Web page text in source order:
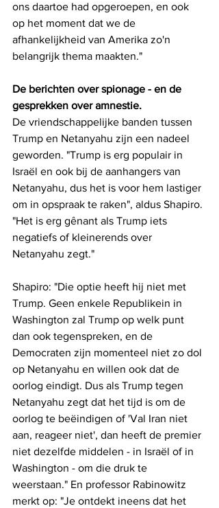
ons daartoe had opgeroepen, en ook
op het moment dat we de
afhankelijkheid van Amerika zo'n
belangrijk thema maakten."
De berichten over spionage - en de
gesprekken over amnestie.
De vriendschappelijke banden tussen
Trump en Netanyahu zijn een nadeel
geworden. "Trump is erg populair in
Israël en ook bij de aanhangers van
Netanyahu, dus het is voor hem lastiger
om in opspraak te raken", aldus Shapiro.
"Het is erg gênant als Trump iets
negatiefs of kleinerends over
Netanyahu zegt."
Shapiro: "Die optie heeft hij niet met
Trump. Geen enkele Republikein in
Washington zal Trump op welk punt
dan ook tegenspreken, en de
Democraten zijn momenteel niet zo dol
op Netanyahu en willen ook dat de
oorlog eindigt. Dus als Trump tegen
Netanyahu zegt dat het tijd is om de
oorlog te beëindigen of 'Val Iran niet
aan, reageer niet', dan heeft de premier
niet dezelfde middelen - in Israël of in
Washington - om die druk te
weerstaan." En professor Rabinowitz
merkt op: "Je ontdekt ineens dat het